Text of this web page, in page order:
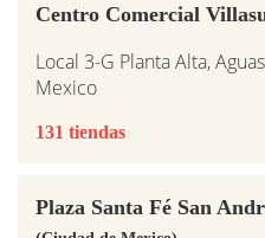
Centro Comercial
Local 3-G Planta Alta,
Mexico
131 tiendas
Plaza Santa Fé San